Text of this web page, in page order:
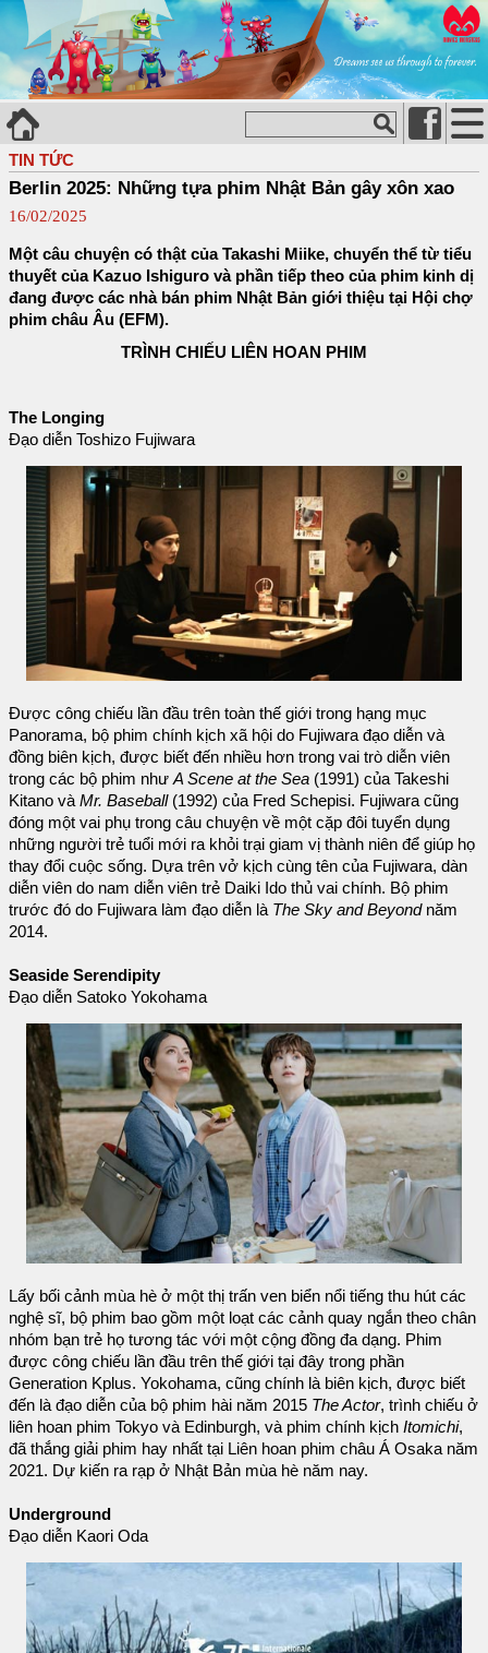
TIN TỨC
Berlin 2025: Những tựa phim Nhật Bản gây xôn xao
16/02/2025
Một câu chuyện có thật của Takashi Miike, chuyển thể từ tiểu
thuyết của Kazuo Ishiguro và phần tiếp theo của phim kinh dị
đang được các nhà bán phim Nhật Bản giới thiệu tại Hội chợ
phim châu Âu (EFM).
TRÌNH CHIẾU LIÊN HOAN PHIM
The Longing
Đạo diễn Toshizo Fujiwara
Được công chiếu lần đầu trên toàn thế giới trong hạng mục
Panorama, bộ phim chính kịch xã hội do Fujiwara đạo diễn và
đồng biên kịch, được biết đến nhiều hơn trong vai trò diễn viên
trong các bộ phim như A Scene at the Sea (1991) của Takeshi
Kitano và Mr. Baseball(1992) của Fred Schepisi. Fujiwara cũng
đóng một vai phụ trong câu chuyện về một cặp đôi tuyển dụng
những người trẻ tuổi mới ra khỏi trại giam vị thành niên để giúp họ
thay đổi cuộc sống. Dựa trên vở kịch cùng tên của Fujiwara, dàn
diễn viên do nam diễn viên trẻ Daiki Ido thủ vai chính. Bộ phim
trước đó do Fujiwara làm đạo diễn là The Sky and Beyondnăm
2014.
Seaside Serendipity
Đạo diễn Satoko Yokohama
Lấy bối cảnh mùa hè ở một thị trấn ven biển nổi tiếng thu hút các
nghệ sĩ, bộ phim bao gồm một loạt các cảnh quay ngắn theo chân
nhóm bạn trẻ họ tương tác với một cộng đồng đa dạng. Phim
được công chiếu lần đầu trên thế giới tại đây trong phần
Generation Kplus. Yokohama, cũng chính là biên kịch, được biết
đến là đạo diễn của bộ phim hài năm 2015 The Actor, trình chiếu ở
liên hoan phim Tokyo và Edinburgh, và phim chính kịch Itomichi,
đã thắng giải phim hay nhất tại Liên hoan phim châu Á Osaka năm
2021. Dự kiến ​​ra rạp ở Nhật Bản mùa hè năm nay.
Underground
Đạo diễn Kaori Oda